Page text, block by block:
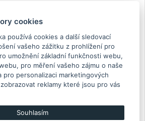
cookies
používá cookies a další sledovací
vašeho zážitku z prohlížení pro
umožnění základní funkčnosti webu,
, pro měření vašeho zájmu o naše
pro personalizaci marketingových
reklamy které jsou pro vás
Souhlasím
z převodovky Subaru